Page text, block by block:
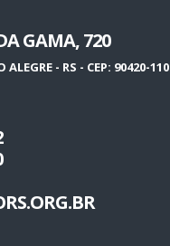
GAMA, 720
ALEGRE - RS - CEP: 90420-110